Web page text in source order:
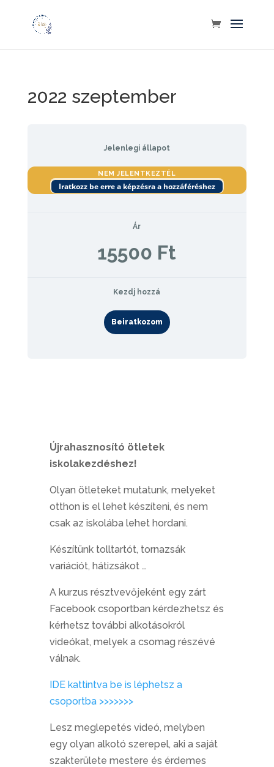
2022 szeptember
Jelenlegi állapot
NEM JELENTKEZTÉL
Iratkozz be erre a képzésra a hozzáféréshez
Ár
15500 Ft
Kezdj hozzá
Beiratkozom
Újrahasznosító ötletek
iskolakezdéshez!
Olyan ötleteket mutatunk, melyeket
otthon is el lehet készíteni, és nem
csak az iskolába lehet hordani.
Készítünk tolltartót, tornazsák
variációt, hátizsákot …
A kurzus résztvevőjeként egy zárt
Facebook csoportban kérdezhetsz és
kérhetsz további alkotásokról
videókat, melyek a csomag részévé
válnak.
IDE kattintva be is léphetsz a
csoportba >>>>>>>
Lesz meglepetés videó, melyben
egy olyan alkotó szerepel, aki a saját
szakterülete mestere és érdemes